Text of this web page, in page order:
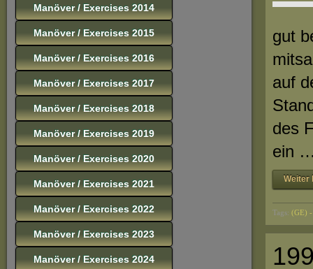
Manöver / Exercises 2014
Manöver / Exercises 2015
Manöver / Exercises 2016
Manöver / Exercises 2017
Manöver / Exercises 2018
Manöver / Exercises 2019
Manöver / Exercises 2020
Manöver / Exercises 2021
Manöver / Exercises 2022
Manöver / Exercises 2023
Manöver / Exercises 2024
gut
auf
des
ein
Weiter
Tags: (GE)